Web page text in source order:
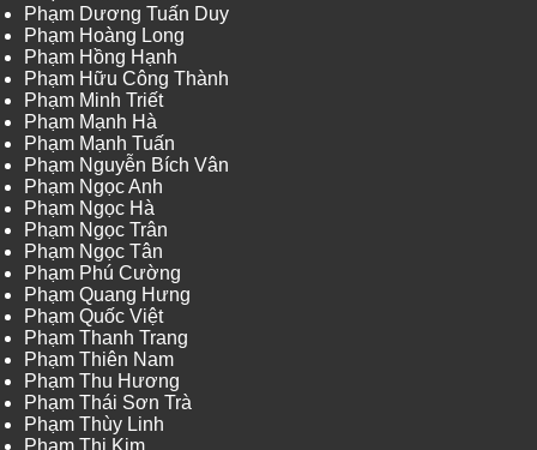
Phạm Dương Tuấn Duy
Phạm Hoàng Long
Phạm Hồng Hạnh
Phạm Hữu Công Thành
Phạm Minh Triết
Phạm Mạnh Hà
Phạm Mạnh Tuấn
Phạm Nguyễn Bích Vân
Phạm Ngọc Anh
Phạm Ngọc Hà
Phạm Ngọc Trân
Phạm Ngọc Tân
Phạm Phú Cường
Phạm Quang Hưng
Phạm Quốc Việt
Phạm Thanh Trang
Phạm Thiên Nam
Phạm Thu Hương
Phạm Thái Sơn Trà
Phạm Thùy Linh